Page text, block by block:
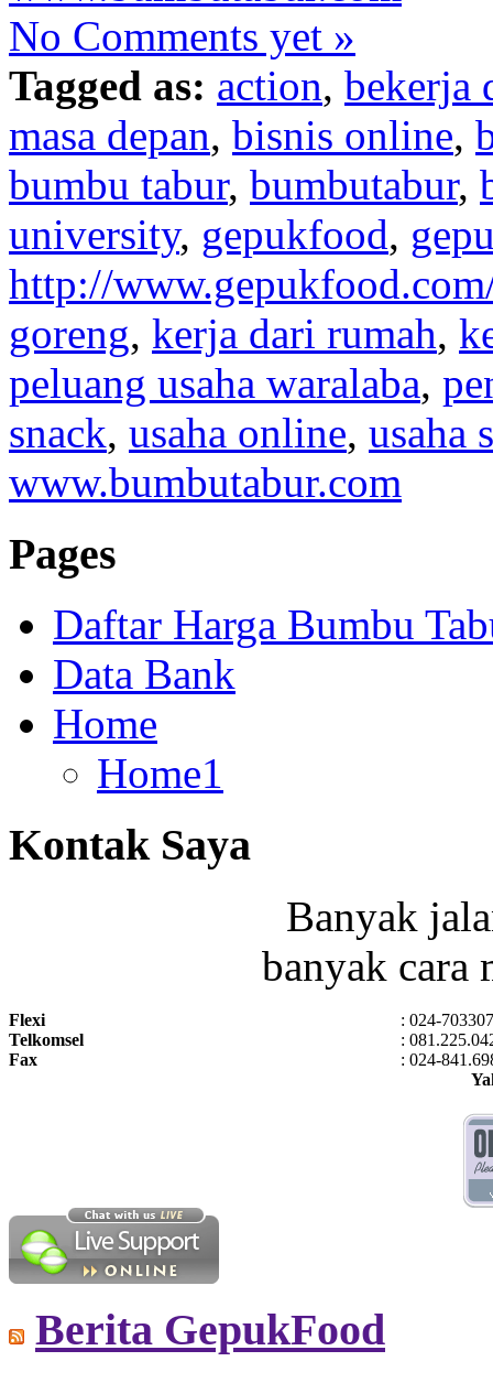
No Comments yet »
Tagged as: action, bekerja
masa depan, bisnis online,
bumbu tabur, bumbutabur,
university, gepukfood,
http://
goreng, kerja dari rumah,
peluang usaha waralaba,
snack, usaha online, usaha
www.bumbutabur.com
Pages
Daftar Harga Bumbu
Data Bank
Home
Home1
Kontak Saya
Banyak
banyak cara
Flexi
: 024-
Telkomsel
:
Fax
: 024-
Berita GepukFood